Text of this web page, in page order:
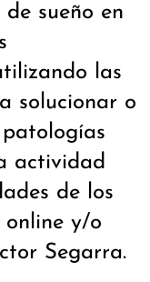
sueño en
las
solucionar o
actividad
de los
online y/o
Segarra.